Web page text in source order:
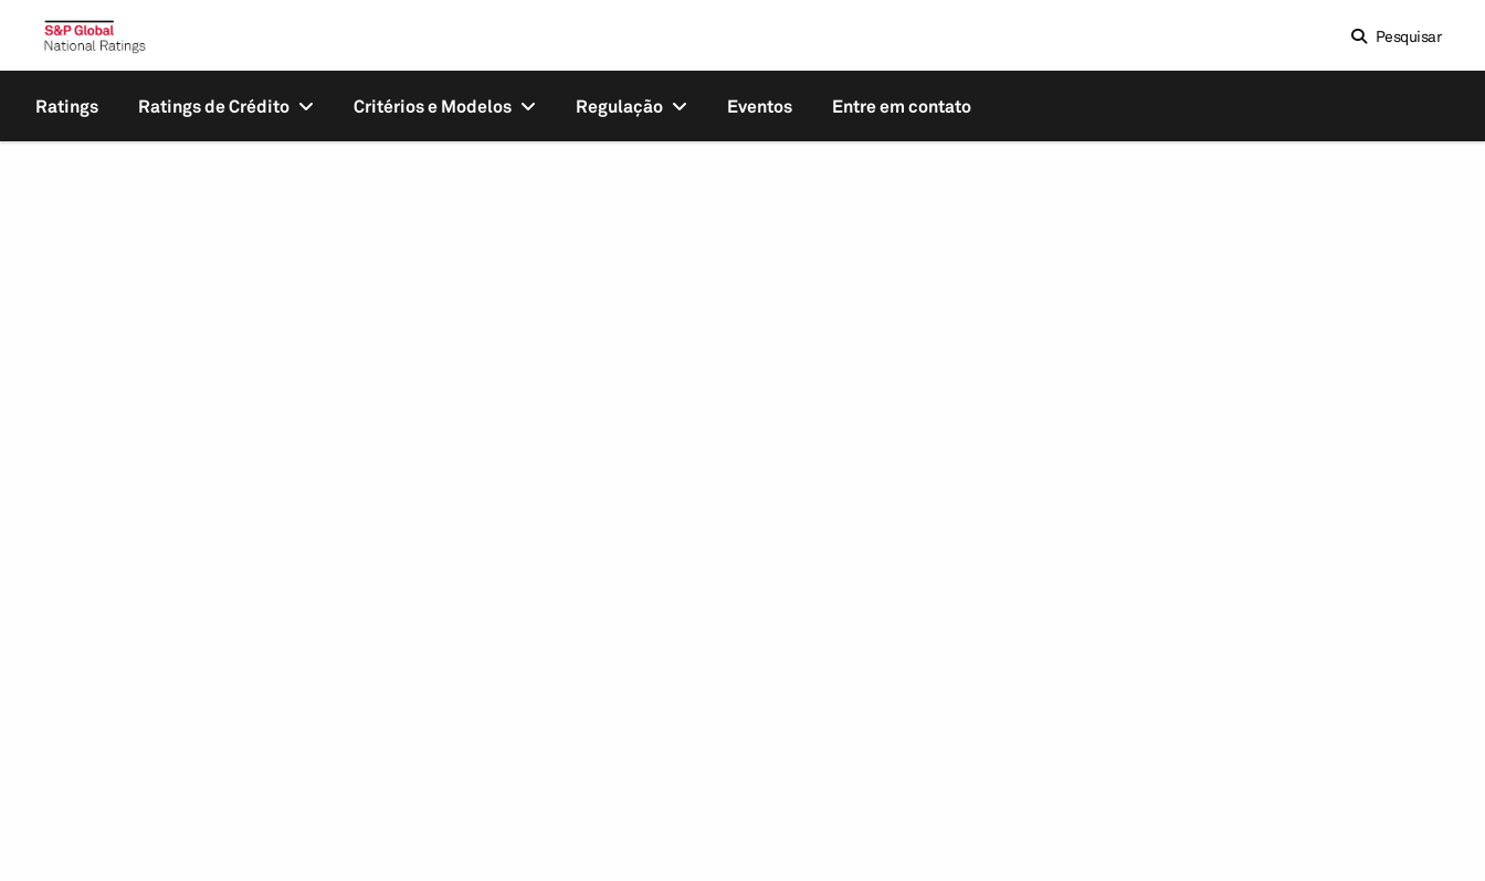
Pesquisar
Ratings Ratings de Crédito Critérios e Modelos Regulação Eventos Entre em contato